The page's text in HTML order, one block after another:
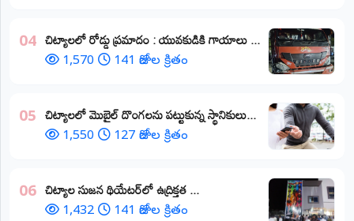
04 చిట్యాలలో రోడ్డు ప్రమాదం : యువకుడికి గాయాలు ​...
1,570 141 రోజుల క్రితం
05 చిట్యాలలో మొబైల్ దొంగలను పట్టుకున్న స్థానికులు...
1,550 127 రోజుల క్రితం
06 చిట్యాల సుజన థియేటర్‌లో ఉద్రిక్తత ...
1,432 141 రోజుల క్రితం